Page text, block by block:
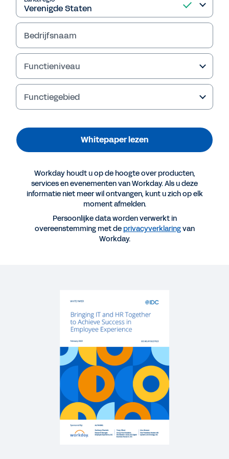
Whitepaper lezen
Meer resources
Een brug slaan tussen IT en HR voor een betere
employee experience
Designing and Deploying Remarkable Workforce
IT Leader’s Guide to Partnerships That Deliver on
Employee Experience Transformation
Bedrijfsnaam
Functieniveau
Functiegebied
Whitepaper lezen
Workday houdt u op de hoogte over producten,
services en evenementen van Workday. Als u deze
informatie niet meer wil ontvangen, kunt u zich op elk
moment afmelden.
Persoonlijke data worden verwerkt in
overeenstemming met de privacyverklaringvan
Workday.